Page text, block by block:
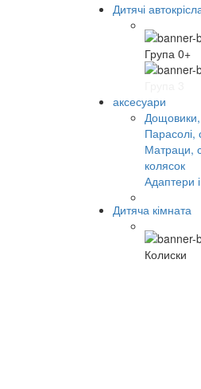
Дитячі
Група 0+
аксесуари
Дощовики,
Парасолі,
Матраци,
колясок
Адаптери
Дитяча кімната
Колиски